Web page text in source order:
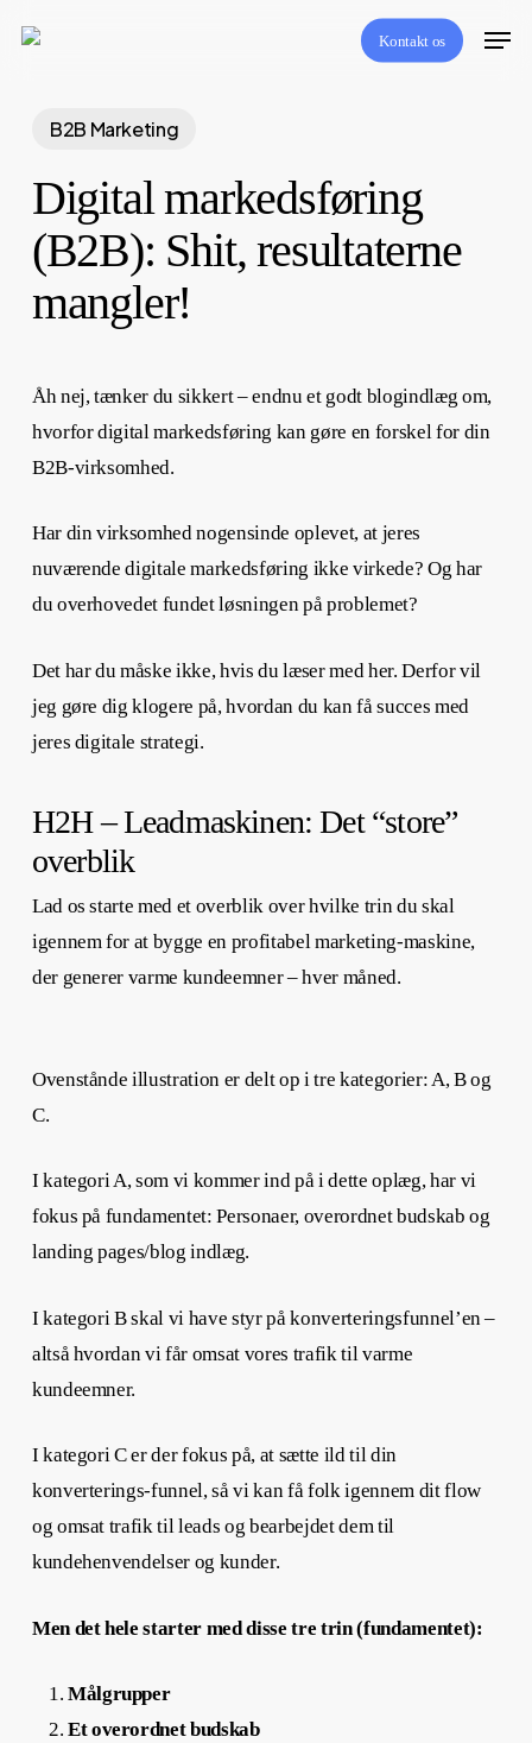
content
Kontakt os
Menu
B2B Marketing
Digital markedsføring
(B2B): Shit, resultaterne
mangler!
Åh nej, tænker du sikkert – endnu et godt blogindlæg om,
hvorfor digital markedsføring kan gøre en forskel for din
B2B-virksomhed.
Har din virksomhed nogensinde oplevet, at jeres
nuværende digitale markedsføring ikke virkede? Og har
du overhovedet fundet løsningen på problemet?
Det har du måske ikke, hvis du læser med her. Derfor vil
jeg gøre dig klogere på, hvordan du kan få succes med
jeres digitale strategi.
H2H – Leadmaskinen: Det “store”
overblik
Lad os starte med et overblik over hvilke trin du skal
igennem for at bygge en profitabel marketing-maskine,
der generer varme kundeemner – hver måned.
Ovenstånde illustration er delt op i tre kategorier: A, B og
C.
I kategori A, som vi kommer ind på i dette oplæg, har vi
fokus på fundamentet: Personaer, overordnet budskab og
landing pages/blog indlæg.
I kategori B skal vi have styr på konverteringsfunnel’en –
altså hvordan vi får omsat vores trafik til varme
kundeemner.
I kategori C er der fokus på, at sætte ild til din
konverterings-funnel, så vi kan få folk igennem dit flow
og omsat trafik til leads og bearbejdet dem til
kundehenvendelser og kunder.
Men det hele starter med disse tre trin (fundamentet):
Målgrupper
Et overordnet budskab